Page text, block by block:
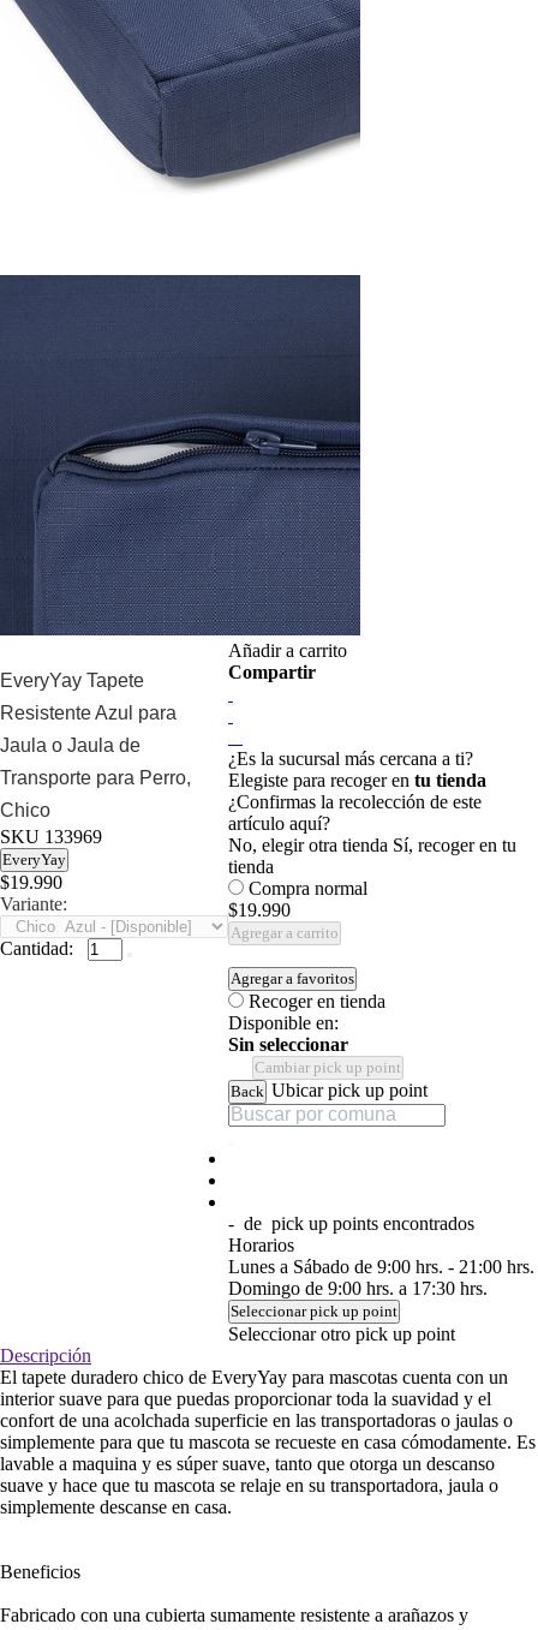
EveryYay Tapete
Resistente Azul para
Jaula o Jaula de
Transporte para Perro,
Chico
SKU 133969
EveryYay
$19.990
Variante:
Cantidad:
Añadir a carrito
Compartir
¿Es la sucursal más cercana a ti?
Elegiste para recoger en tu tienda
¿Confirmas la recolección de este
artículo aquí?
No, elegir otra tienda Sí, recoger en tu
tienda
Compra normal
$19.990
Agregar a carrito
Agregar a favoritos
Recoger en tienda
Disponible en:
Sin seleccionar
Cambiar pick up point
Back Ubicar pick up point
- de pick up points encontrados
Horarios
Lunes a Sábado de 9:00 hrs. - 21:00 hrs.
Domingo de 9:00 hrs. a 17:30 hrs.
Seleccionar pick up point
Seleccionar otro pick up point
Descripción
El tapete duradero chico de EveryYay para mascotas cuenta con un
interior suave para que puedas proporcionar toda la suavidad y el
confort de una acolchada superficie en las transportadoras o jaulas o
simplemente para que tu mascota se recueste en casa cómodamente. Es
lavable a maquina y es súper suave, tanto que otorga un descanso
suave y hace que tu mascota se relaje en su transportadora, jaula o
simplemente descanse en casa.
Beneficios
Fabricado con una cubierta sumamente resistente a arañazos y